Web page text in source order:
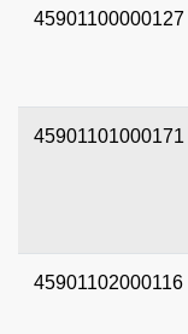
45901100000127
45901101000171
45901102000116